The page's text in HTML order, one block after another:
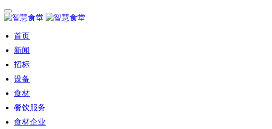
首页
新闻
招标
设备
食材
餐饮服务
食材企业